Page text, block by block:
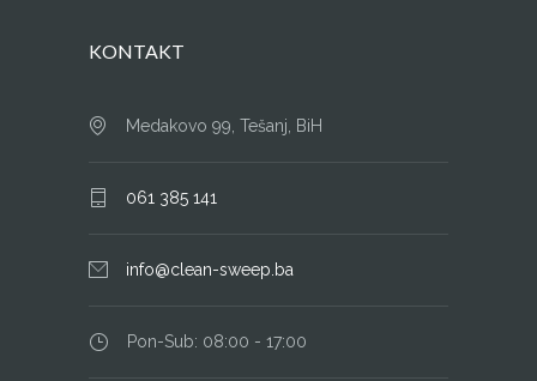
KONTAKT
Medakovo 99, Tešanj, BiH
061 385 141
info@clean-sweep.ba
Pon-Sub: 08:00 - 17:00